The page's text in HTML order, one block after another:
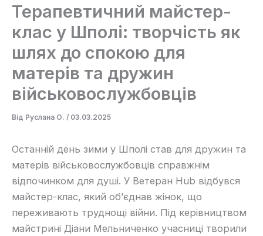
Терапевтичний майстер-
клас у Шполі: творчість як
шлях до спокою для
матерів та дружин
військовослужбовців
Від Руслана О. / 03.03.2025
Останній день зими у Шполі став для дружин та
матерів військовослужбовців справжнім
відпочинком для душі. У Ветеран Hub відбувся
майстер-клас, який об’єднав жінок, що
переживають труднощі війни. Під керівництвом
майстрині Діани Мельниченко учасниці творили